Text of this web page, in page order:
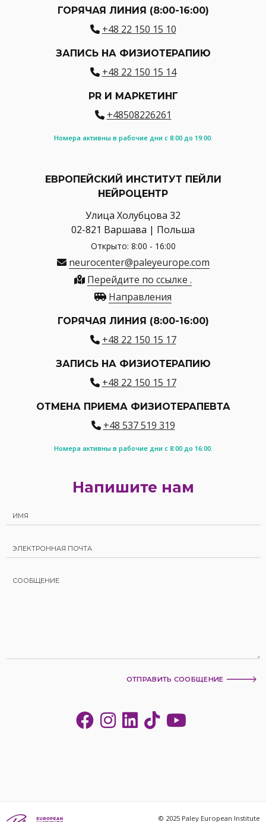
ГОРЯЧАЯ ЛИНИЯ (8:00-16:00)
+48 22 150 15 10
ЗАПИСЬ НА ФИЗИОТЕРАПИЮ
+48 22 150 15 14
PR И МАРКЕТИНГ
+48508226261
Номера активны в рабочие дни с 8:00 до 19:00.
ЕВРОПЕЙСКИЙ ИНСТИТУТ ПЕЙЛИ
НЕЙРОЦЕНТР
Улица Холубцова 32
02-821 Варшава | Польша
Открыто: 8:00 - 16:00
neurocenter@paleyeurope.com
Перейдите по ссылке .
Направления
ГОРЯЧАЯ ЛИНИЯ (8:00-16:00)
+48 22 150 15 17
ЗАПИСЬ НА ФИЗИОТЕРАПИЮ
+48 22 150 15 17
ОТМЕНА ПРИЕМА ФИЗИОТЕРАПЕВТА
+48 537 519 319
Номера активны в рабочие дни с 8:00 до 16:00.
Напишите нам
ОТПРАВИТЬ СООБЩЕНИЕ
© 2025 Paley European Institute